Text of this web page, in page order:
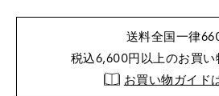
送料全国一律
税込6,600円以上のお買
お買い物ガイド